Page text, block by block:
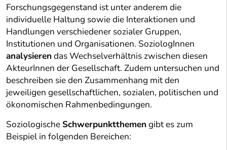
Forschungsgegenstand ist unter anderem die
individuelle Haltung sowie die Interaktionen und
Handlungen verschiedener sozialer Gruppen,
Institutionen und Organisationen. SoziologInnen
analysieren das Wechselverhältnis zwischen diesen
AkteurInnen der Gesellschaft. Zudem untersuchen und
beschreiben sie den Zusammenhang mit den
jeweiligen gesellschaftlichen, sozialen, politischen und
ökonomischen Rahmenbedingungen.
Soziologische Schwerpunktthemen gibt es zum
Beispiel in folgenden Bereichen: